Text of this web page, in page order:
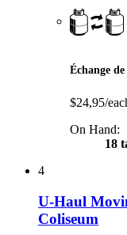
Échange
$24,95/
On Hand:
18
4
U-Haul
Coliseum